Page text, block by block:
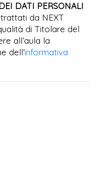
DATI PERSONALI
da NEXT
di Titolare del
all’aula la
dell’informativa